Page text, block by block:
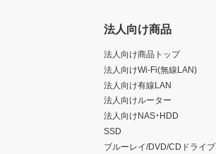
法人向け商品
法人向け商品トップ
法人向けWi-Fi(無線LAN)
法人向け有線LAN
法人向けルーター
法人向けNAS・HDD
SSD
ブルーレイ/DVD/CDドライブ